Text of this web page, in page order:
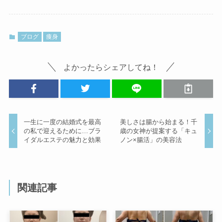
ブログ 痩身
よかったらシェアしてね！
一生に一度の結婚式を最高
の私で迎えるために…ブラ
イダルエステの魅力と効果
美しさは腸から始まる！千
歳の女神が提案する「キュ
ノン×腸活」の美容法
関連記事